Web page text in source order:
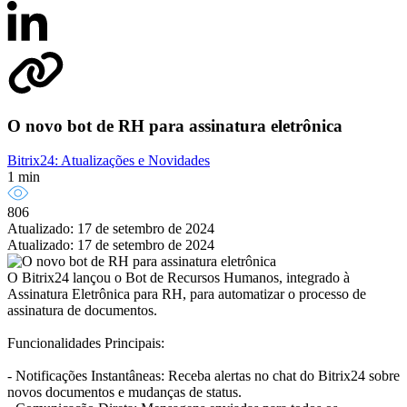
O novo bot de RH para assinatura eletrônica
Bitrix24: Atualizações e Novidades
1 min
806
Atualizado: 17 de setembro de 2024
Atualizado: 17 de setembro de 2024
O Bitrix24 lançou o Bot de Recursos Humanos, integrado à
Assinatura Eletrônica para RH, para automatizar o processo de
assinatura de documentos.
Funcionalidades Principais:
- Notificações Instantâneas: Receba alertas no chat do Bitrix24 sobre
novos documentos e mudanças de status.